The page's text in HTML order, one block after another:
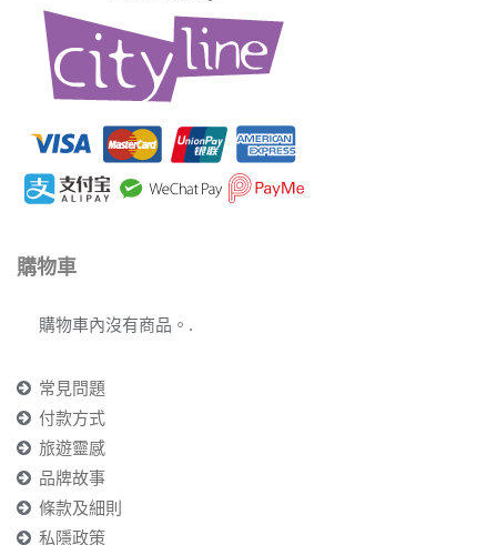
購物車
購物車內沒有商品。.
常見問題
付款方式
旅遊靈感
品牌故事
條款及細則
私隱政策